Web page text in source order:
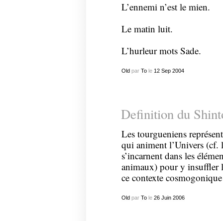
L’ennemi n’est le mien.
Le matin luit.
L’hurleur mots Sade.
Oldpar Tole 12 Sep 2004
Definition du
Les tourgueniens
qui animent l’Univers (cf.
s’incarnent dans les
animaux) pour y insuffler
ce contexte
Oldpar Tole 26 Juin 2006